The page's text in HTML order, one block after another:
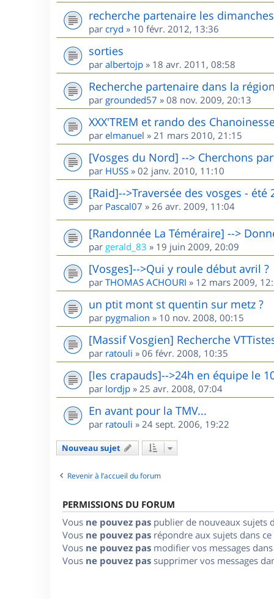
recherche partenaire les
par cryd » 10 févr. 2012, 13:36
sorties
par albertojp » 18 avr. 2011, 08:58
Recherche partenaire dans la
par grounded57 » 08 nov. 2009, 20:13
XXX'TREM et rando des
par elmanuel » 21 mars 2010, 21:15
[Vosges du Nord] --> Cherchons
par HUSS » 02 janv. 2010, 11:10
[Raid]-->Traversée des vosges - été
par Pascal07 » 26 avr. 2009, 11:04
[Randonnée La Téméraire] -->
par gerald_83 » 19 juin 2009, 20:09
[Vosges]-->Qui y roule début avril ?
par THOMAS ACHOURI » 12 mars 2009,
un ptit mont st quentin sur metz ?
par pygmalion » 10 nov. 2008, 00:15
[Massif Vosgien] Recherche
par ratouli » 06 févr. 2008, 10:35
[les crapauds]-->24h en équipe le
par lordjp » 25 avr. 2008, 07:04
En avant pour la TMV...
par ratouli » 24 sept. 2006, 19:22
Nouveau sujet
Revenir à l’accueil du forum
PERMISSIONS DU FORUM
Vous ne pouvez pas publier de nouveaux sujets
Vous ne pouvez pas répondre aux sujets dans
Vous ne pouvez pas modifier vos messages
Vous ne pouvez pas supprimer vos messages